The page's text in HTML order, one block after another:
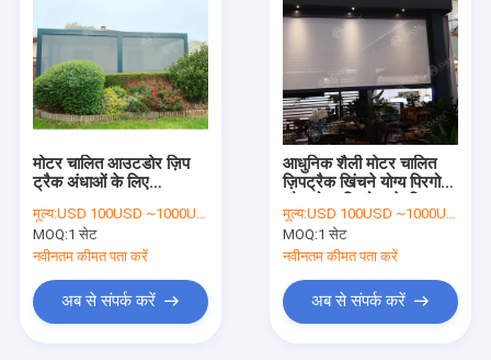
मोटर चालित आउटडोर ज़िप
ट्रैक अंधाओं के लिए
और Louver ब्लेड
Pergolas
मूल्य:USD 100USD ~1000USD or more based on the sizes
MOQ:1 सेट
नवीनतम कीमत पता करें
अब से संपर्क करें
आधुनिक शैली मोटर चालित
ज़िपट्रैक खिंचने योग्य पिरगोला
अंधा
मूल्य:USD 100USD ~1000USD or more based on the sizes
MOQ:1 सेट
नवीनतम कीमत पता करें
अब से संपर्क करें